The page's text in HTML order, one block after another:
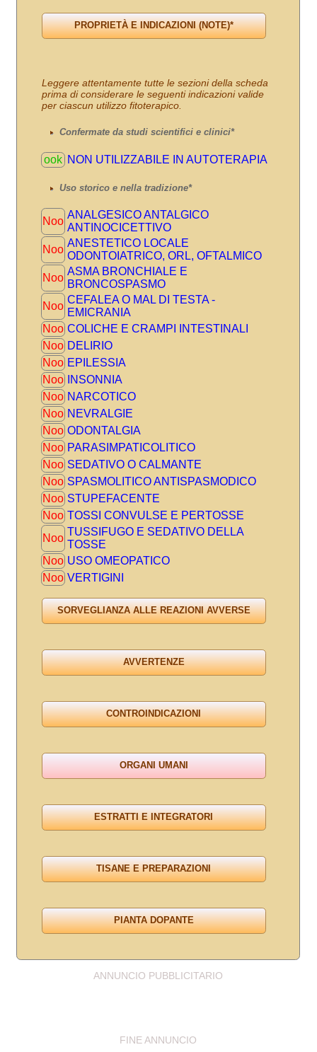
Leggere attentamente tutte le sezioni della scheda
prima di considerare le seguenti indicazioni valide
per ciascun utilizzo fitoterapico.
Confermate da studi scientifici e clinici*
ook NON UTILIZZABILE IN AUTOTERAPIA
Uso storico e nella tradizione*
Noo
ANALGESICO ANTALGICO
ANTINOCICETTIVO
Noo
ANESTETICO LOCALE
ODONTOIATRICO, ORL, OFTALMICO
Noo
ASMA BRONCHIALE E
BRONCOSPASMO
Noo
CEFALEA O MAL DI TESTA -
EMICRANIA
Noo COLICHE E CRAMPI INTESTINALI
Noo DELIRIO
Noo EPILESSIA
Noo
INSONNIA
Noo NARCOTICO
Noo NEVRALGIE
Noo ODONTALGIA
Noo PARASIMPATICOLITICO
Noo SEDATIVO O CALMANTE
Noo SPASMOLITICO ANTISPASMODICO
Noo STUPEFACENTE
Noo TOSSI CONVULSE E PERTOSSE
Noo
TUSSIFUGO E SEDATIVO DELLA
TOSSE
Noo USO OMEOPATICO
Noo VERTIGINI
ANNUNCIO PUBBLICITARIO
FINE ANNUNCIO